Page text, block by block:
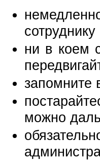
ни в коем
запомните
можно